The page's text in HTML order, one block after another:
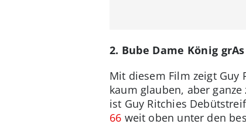
2. Bube Dame König grAs
Mit diesem Film zeigt Guy
kaum glauben, aber
ist Guy Ritchies
66 weit oben unter den